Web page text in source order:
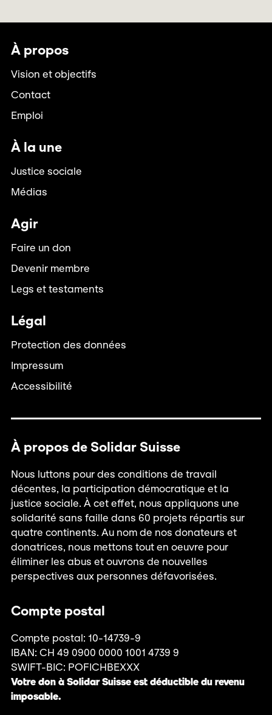
À propos
Vision et objectifs
Contact
Emploi
À la une
Justice sociale
Médias
Agir
Faire un don
Devenir membre
Legs et testaments
Légal
Protection des données
Impressum
Accessibilité
À propos de Solidar Suisse
Nous luttons pour des conditions de travail
décentes, la participation démocratique et la
justice sociale. À cet effet, nous appliquons une
solidarité sans faille dans 60 projets répartis sur
quatre continents. Au nom de nos donateurs et
donatrices, nous mettons tout en oeuvre pour
éliminer les abus et ouvrons de nouvelles
perspectives aux personnes défavorisées.
Compte postal
Compte postal: 10-14739-9
IBAN: CH 49 0900 0000 1001 4739 9
SWIFT-BIC: POFICHBEXXX
Votre don à Solidar Suisse est déductible du revenu
imposable.